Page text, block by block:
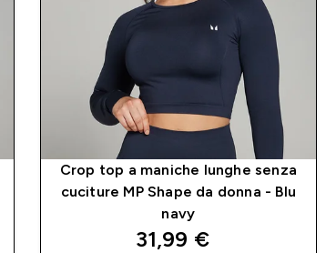
Crop top a maniche lunghe senza
cuciture MP Shape da donna - Blu
navy
discounted price
31,99 €‎